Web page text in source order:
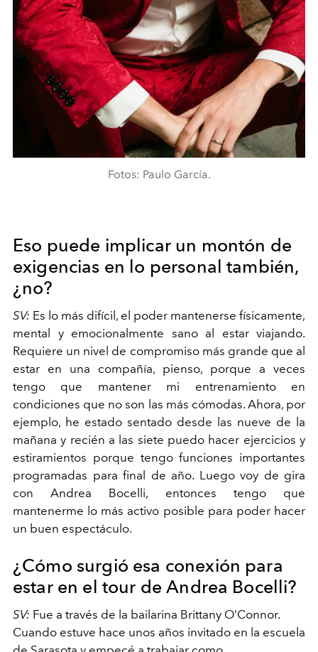
Fotos: Paulo García.
Eso puede implicar un montón de
exigencias en lo personal también,
¿no?
SV: Es lo más difícil, el poder mantenerse físicamente,
mental y emocionalmente sano al estar viajando.
Requiere un nivel de compromiso más grande que al
estar en una compañía, pienso, porque a veces
tengo que mantener mi entrenamiento en
condiciones que no son las más cómodas. Ahora, por
ejemplo, he estado sentado desde las nueve de la
mañana y recién a las siete puedo hacer ejercicios y
estiramientos porque tengo funciones importantes
programadas para final de año. Luego voy de gira
con Andrea Bocelli, entonces tengo que
mantenerme lo más activo posible para poder hacer
un buen espectáculo.
¿Cómo surgió esa conexión para
estar en el tour de Andrea Bocelli?
SV: Fue a través de la bailarina Brittany O’Connor.
Cuando estuve hace unos años invitado en la escuela